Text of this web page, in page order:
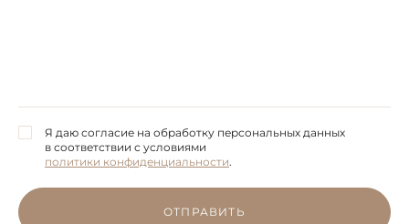
Я даю согласие на обработку персональных данных
в соответствии с условиями
политики конфиденциальности.
ОТПРАВИТЬ